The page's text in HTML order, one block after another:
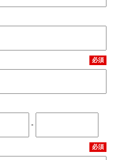
必須
-
必須